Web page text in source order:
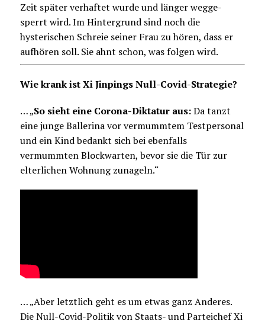
Zeit später verhaftet wurde und länger wegge-
sperrt wird. Im Hintergrund sind noch die
hysterischen Schreie seiner Frau zu hören, dass er
aufhören soll. Sie ahnt schon, was folgen wird.
Wie krank ist Xi Jinpings Null-Covid-Strategie?
… „So sieht eine Corona-Diktatur aus:Da tanzt
eine junge Ballerina vor vermummtem Testpersonal
und ein Kind bedankt sich bei ebenfalls
vermummten Blockwarten, bevor sie die Tür zur
elterlichen Wohnung zunageln.“
… „Aber letztlich geht es um etwas ganz Anderes.
Die Null-Covid-Politik von Staats- und Parteichef Xi